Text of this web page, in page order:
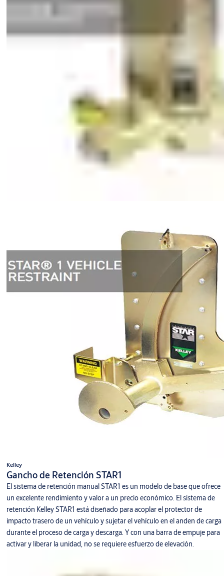
Kelley
Gancho de Retención STAR1
El sistema de retención manual STAR1 es un modelo de base que ofrece
un excelente rendimiento y valor a un precio económico. El sistema de
retención Kelley STAR1 está diseñado para acoplar el protector de
impacto trasero de un vehículo y sujetar el vehículo en el anden de carga
durante el proceso de carga y descarga. Y con una barra de empuje para
activar y liberar la unidad, no se requiere esfuerzo de elevación.